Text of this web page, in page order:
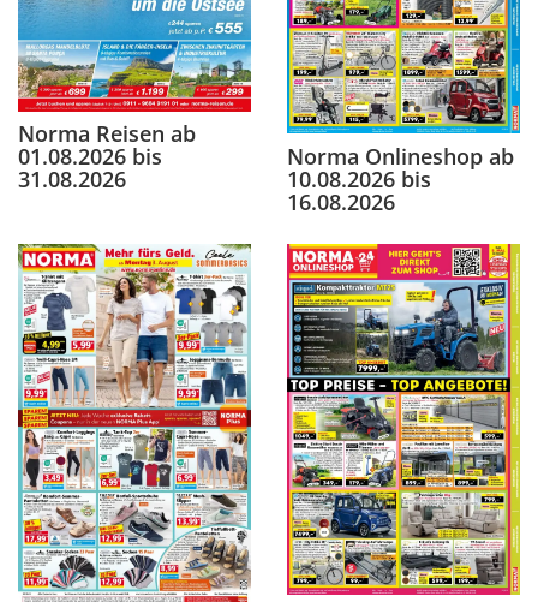
Norma Reisen ab
01.08.2026 bis
31.08.2026
Norma Onlineshop ab
10.08.2026 bis
16.08.2026